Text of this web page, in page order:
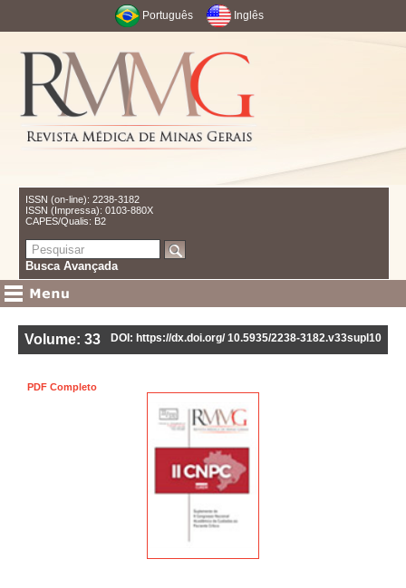
Português Inglês
ISSN (on-line): 2238-3182
ISSN (Impressa): 0103-880X
CAPES/Qualis: B2
Busca Avançada
Volume: 33 DOI: https://dx.doi.org/ 10.5935/2238-3182.v33supl10
PDF Completo